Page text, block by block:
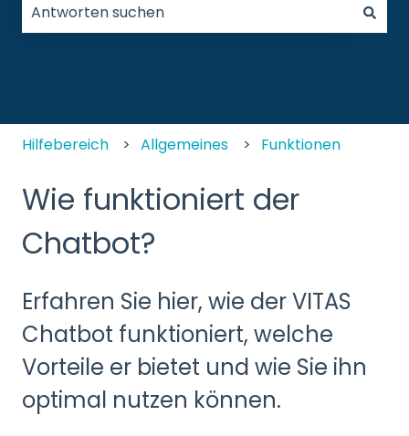
Hilfebereich Allgemeines Funktionen
Wie funktioniert der
Chatbot?
Erfahren Sie hier, wie der VITAS
Chatbot funktioniert, welche
Vorteile er bietet und wie Sie ihn
optimal nutzen können.